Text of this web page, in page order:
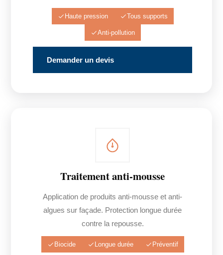
Haute pression Tous supports
Anti-pollution
Demander un devis
Traitement anti-mousse
Application de produits anti-mousse et anti-
algues sur façade. Protection longue durée
contre la repousse.
Biocide Longue durée Préventif